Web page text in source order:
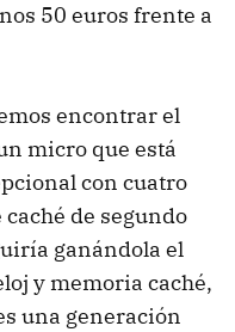
50 euros frente a
encontrar el
micro que está
con cuatro
caché de segundo
ganándola el
y memoria caché,
una generación